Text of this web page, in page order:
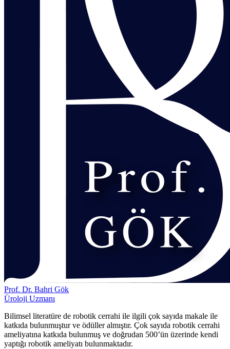
Prof. Dr. Bahri Gök
Üroloji Uzmanı
Bilimsel literatüre de robotik cerrahi ile ilgili çok sayıda makale ile
katkıda bulunmuştur ve ödüller almıştır. Çok sayıda robotik cerrahi
ameliyatına katkıda bulunmuş ve doğrudan 500’ün üzerinde kendi
yaptığı robotik ameliyatı bulunmaktadır.